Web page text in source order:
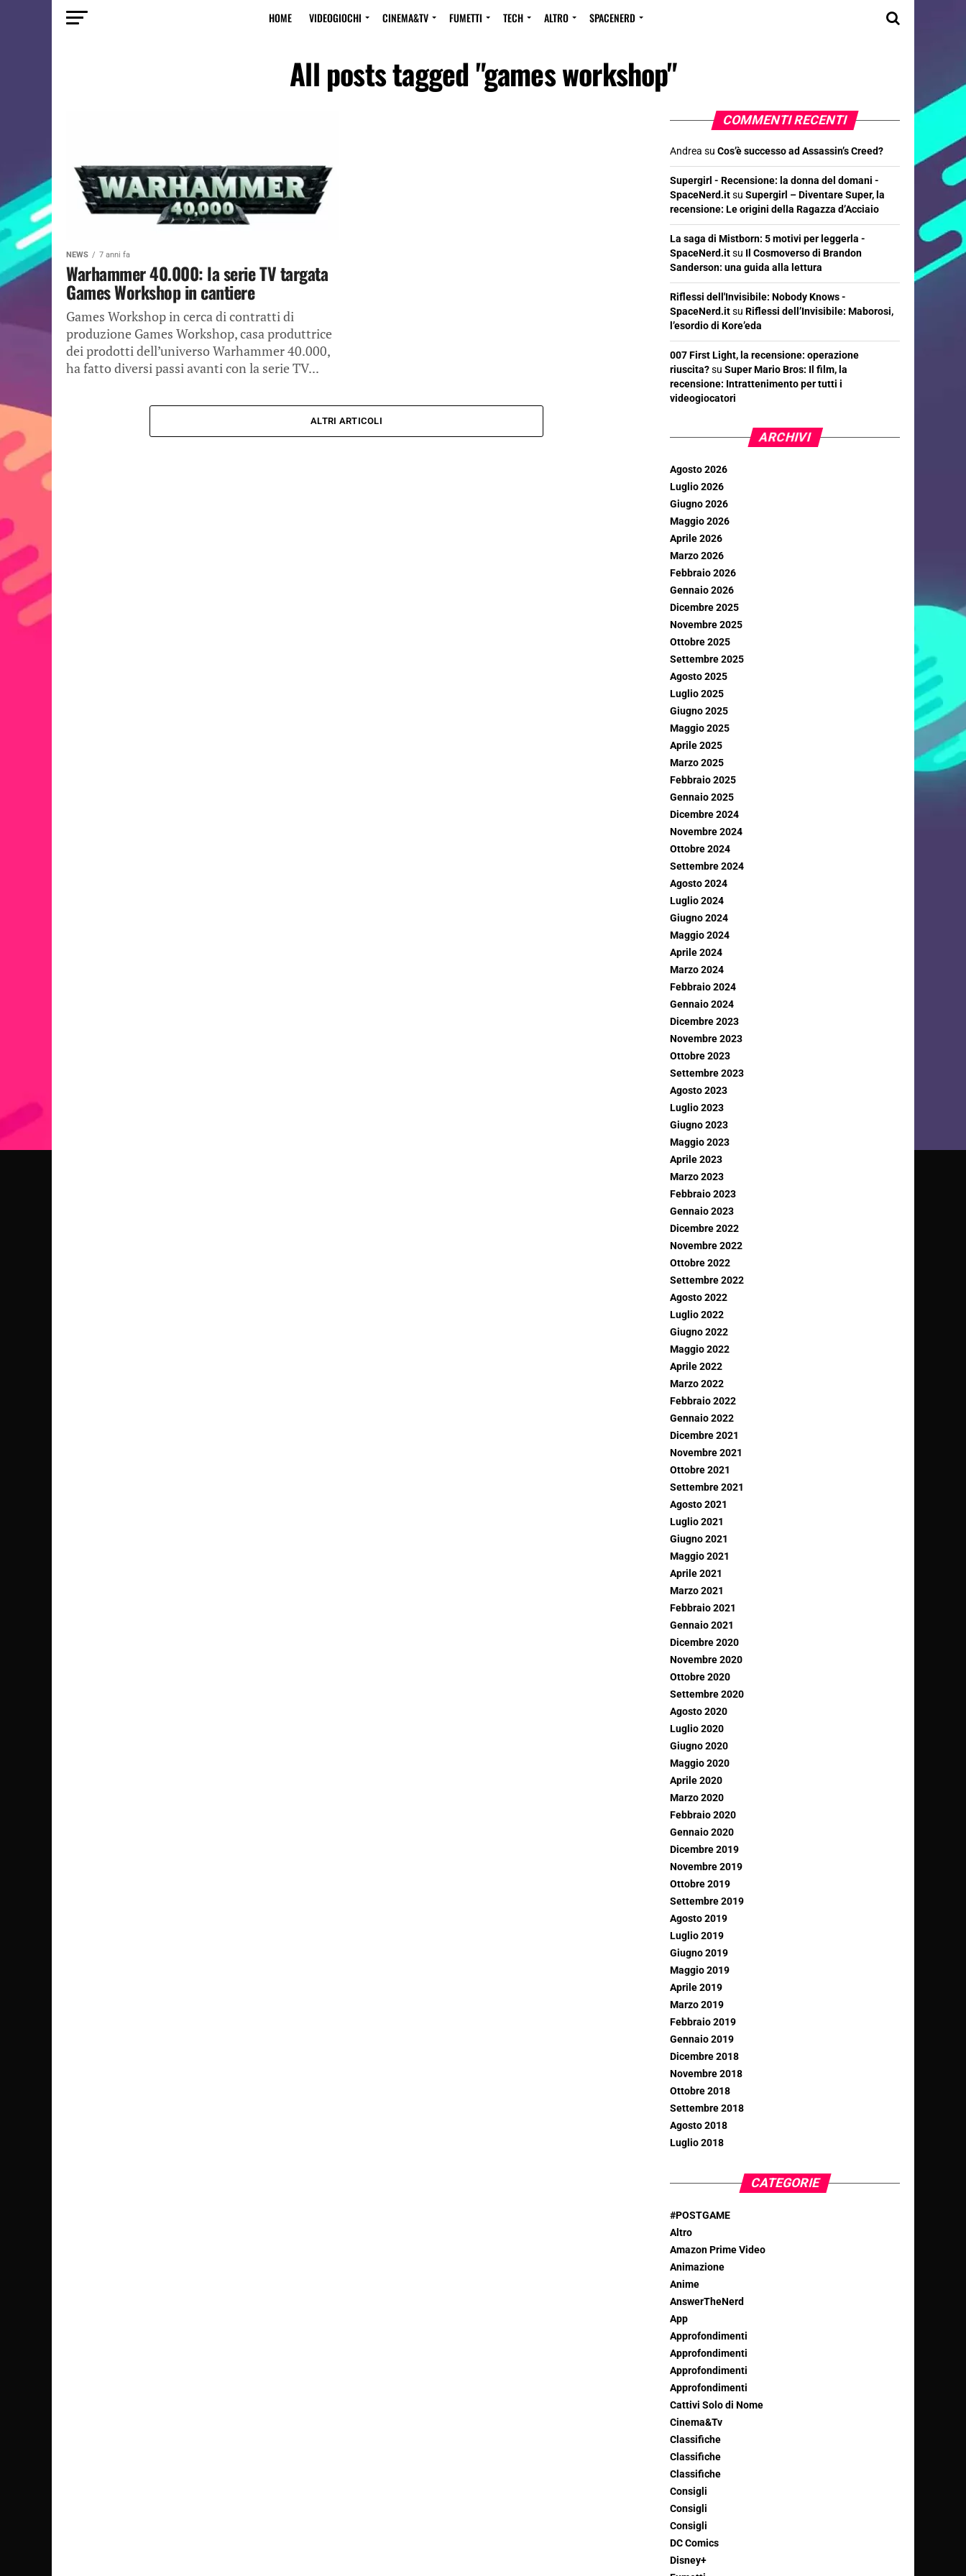
HOME VIDEOGIOCHI CINEMA&TV FUMETTI TECH ALTRO SPACENERD
All posts tagged "games workshop"
NEWS 7 anni fa
Warhammer 40.000: la serie TV targata
Games Workshop in cantiere
Games Workshop in cerca di contratti di
produzione Games Workshop, casa produttrice
dei prodotti dell’universo Warhammer 40.000,
ha fatto diversi passi avanti con la serie TV...
ALTRI ARTICOLI
COMMENTI RECENTI
Andrea su Cos’è successo ad Assassin’s Creed?
Supergirl - Recensione: la donna del domani -
SpaceNerd.itsu Supergirl – Diventare Super, la
recensione: Le origini della Ragazza d’Acciaio
La saga di Mistborn: 5 motivi per leggerla -
SpaceNerd.itsu Il Cosmoverso di Brandon
Sanderson: una guida alla lettura
Riflessi dell'Invisibile: Nobody Knows -
SpaceNerd.itsu Riflessi dell’Invisibile: Maborosi,
l’esordio di Kore’eda
007 First Light, la recensione: operazione
riuscita?su Super Mario Bros: Il film, la
recensione: Intrattenimento per tutti i
videogiocatori
ARCHIVI
Agosto 2026
Luglio 2026
Giugno 2026
Maggio 2026
Aprile 2026
Marzo 2026
Febbraio 2026
Gennaio 2026
Dicembre 2025
Novembre 2025
Ottobre 2025
Settembre 2025
Agosto 2025
Luglio 2025
Giugno 2025
Maggio 2025
Aprile 2025
Marzo 2025
Febbraio 2025
Gennaio 2025
Dicembre 2024
Novembre 2024
Ottobre 2024
Settembre 2024
Agosto 2024
Luglio 2024
Giugno 2024
Maggio 2024
Aprile 2024
Marzo 2024
Febbraio 2024
Gennaio 2024
Dicembre 2023
Novembre 2023
Ottobre 2023
Settembre 2023
Agosto 2023
Luglio 2023
Giugno 2023
Maggio 2023
Aprile 2023
Marzo 2023
Febbraio 2023
Gennaio 2023
Dicembre 2022
Novembre 2022
Ottobre 2022
Settembre 2022
Agosto 2022
Luglio 2022
Giugno 2022
Maggio 2022
Aprile 2022
Marzo 2022
Febbraio 2022
Gennaio 2022
Dicembre 2021
Novembre 2021
Ottobre 2021
Settembre 2021
Agosto 2021
Luglio 2021
Giugno 2021
Maggio 2021
Aprile 2021
Marzo 2021
Febbraio 2021
Gennaio 2021
Dicembre 2020
Novembre 2020
Ottobre 2020
Settembre 2020
Agosto 2020
Luglio 2020
Giugno 2020
Maggio 2020
Aprile 2020
Marzo 2020
Febbraio 2020
Gennaio 2020
Dicembre 2019
Novembre 2019
Ottobre 2019
Settembre 2019
Agosto 2019
Luglio 2019
Giugno 2019
Maggio 2019
Aprile 2019
Marzo 2019
Febbraio 2019
Gennaio 2019
Dicembre 2018
Novembre 2018
Ottobre 2018
Settembre 2018
Agosto 2018
Luglio 2018
CATEGORIE
#POSTGAME
Altro
Amazon Prime Video
Animazione
Anime
AnswerTheNerd
App
Approfondimenti
Approfondimenti
Approfondimenti
Approfondimenti
Cattivi Solo di Nome
Cinema&Tv
Classifiche
Classifiche
Classifiche
Consigli
Consigli
Consigli
DC Comics
Disney+